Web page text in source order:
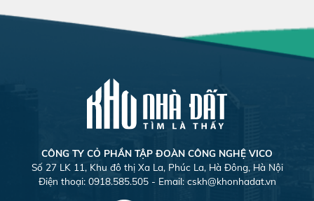
CÔNG TY CỎ PHẦN TẬP ĐOÀN CÔNG NGHỆ VICO
Số 27 LK 11, Khu đô thị Xa La, Phúc La, Hà Đông, Hà Nội
Điện thoại: 0918.585.505 - Email: cskh@khonhadat.vn